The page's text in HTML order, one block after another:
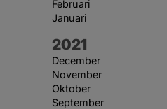
Februari
Januari
År:
2021
December
November
Oktober
September